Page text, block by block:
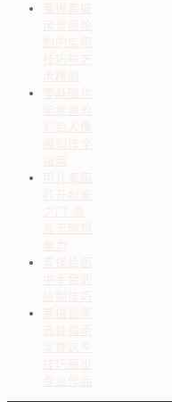
掌握素描
风景画绘
制的实用
技巧与艺
术精髓
零基础也
能掌握的
彩铅人像
画创作全
指南
用儿童画
打开创意
之门 激
发无限想
象力
素描绘画
中手臂的
绘制技巧
素描铅笔
选择指南
掌握这些
技巧画出
专业作品